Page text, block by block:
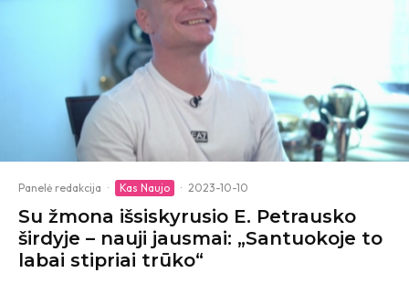
Panelė redakcija · Kas Naujo · 2023-10-10
Su žmona išsiskyrusio E. Petrausko
širdyje – nauji jausmai: „Santuokoje to
labai stipriai trūko“